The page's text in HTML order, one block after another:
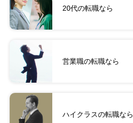
20代の転職なら
営業職の転職なら
ハイクラスの転職なら